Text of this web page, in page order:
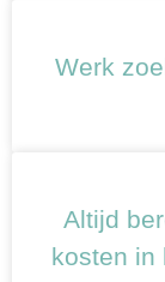
Werk
Altijd
kosten in